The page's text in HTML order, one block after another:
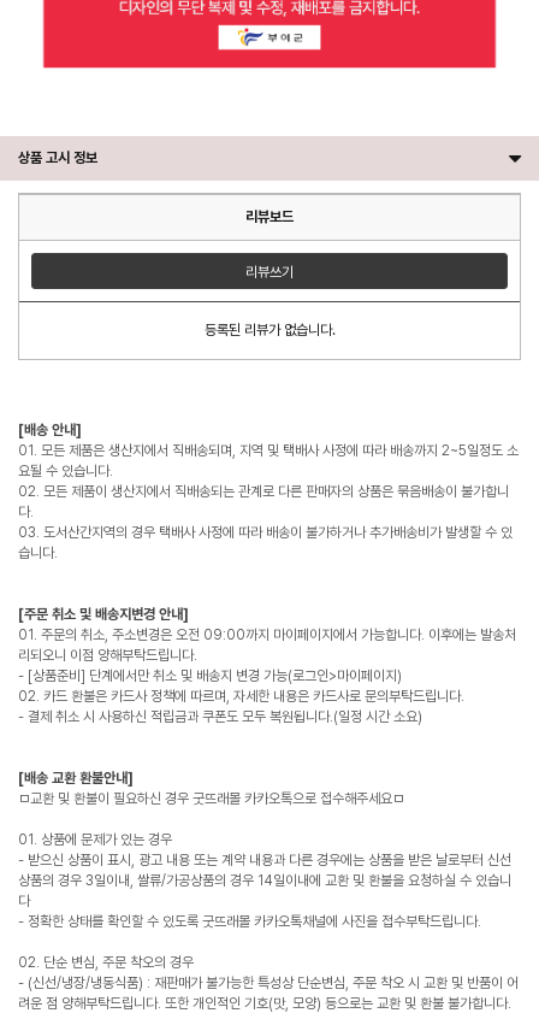
상품 고시 정보
리뷰보드
리뷰쓰기
등록된 리뷰가 없습니다.
[배송 안내]
01. 모든 제품은 생산지에서 직배송되며, 지역 및 택배사 사정에 따라 배송까지 2~5일정도 소
요될 수 있습니다.
02. 모든 제품이 생산지에서 직배송되는 관계로 다른 판매자의 상품은 묶음배송이 불가합니
다.
03. 도서산간지역의 경우 택배사 사정에 따라 배송이 불가하거나 추가배송비가 발생할 수 있
습니다.
[주문 취소 및 배송지변경 안내]
01. 주문의 취소, 주소변경은 오전 09:00까지 마이페이지에서 가능합니다. 이후에는 발송처
리되오니 이점 양해부탁드립니다.
- [상품준비] 단계에서만 취소 및 배송지 변경 가능(로그인>마이페이지)
02. 카드 환불은 카드사 정책에 따르며, 자세한 내용은 카드사로 문의부탁드립니다.
- 결제 취소 시 사용하신 적립금과 쿠폰도 모두 복원됩니다.(일정 시간 소요)
[배송 교환 환불안내]
ㅁ교환 및 환불이 필요하신 경우 굿뜨래몰 카카오톡으로 접수해주세요ㅁ
01. 상품에 문제가 있는 경우
- 받으신 상품이 표시, 광고 내용 또는 계약 내용과 다른 경우에는 상품을 받은 날로부터 신선
상품의 경우 3일이내, 쌀류/가공상품의 경우 14일이내에 교환 및 환불을 요청하실 수 있습니
다
- 정확한 상태를 확인할 수 있도록 굿뜨래몰 카카오톡채널에 사진을 접수부탁드립니다.
02. 단순 변심, 주문 착오의 경우
- (신선/냉장/냉동식품) : 재판매가 불가능한 특성상 단순변심, 주문 착오 시 교환 및 반품이 어
려운 점 양해부탁드립니다. 또한 개인적인 기호(맛, 모양) 등으로는 교환 및 환불 불가합니다.